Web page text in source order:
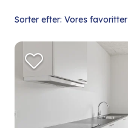
Sorter efter: Vores favoritter